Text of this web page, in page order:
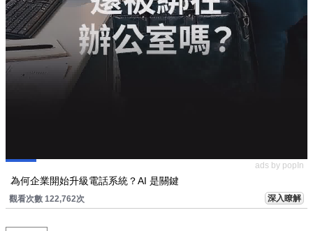
ads by popIn
為何企業開始升級電話系統？AI 是關鍵
觀看次數 122,762次 深入瞭解